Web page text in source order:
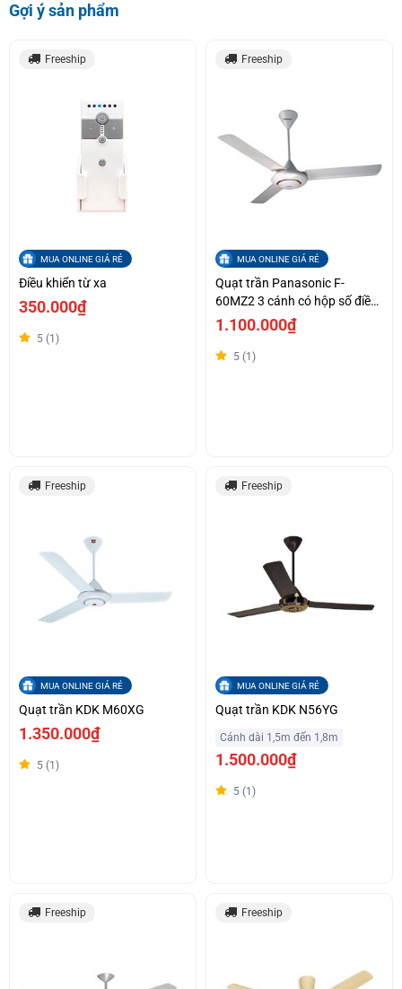
Gợi ý sản phẩm
Freeship
MUA ONLINE GIÁ RẺ
Điều khiển từ xa
350.000₫
5 (1)
Freeship
MUA ONLINE GIÁ RẺ
Quạt trần Panasonic F-
60MZ2 3 cánh có hộp số điều
khiển
1.100.000₫
5 (1)
Freeship
MUA ONLINE GIÁ RẺ
Quạt trần KDK M60XG
1.350.000₫
5 (1)
Freeship
MUA ONLINE GIÁ RẺ
Quạt trần KDK N56YG
Cánh dài 1,5m đến 1,8m
1.500.000₫
5 (1)
Freeship Freeship